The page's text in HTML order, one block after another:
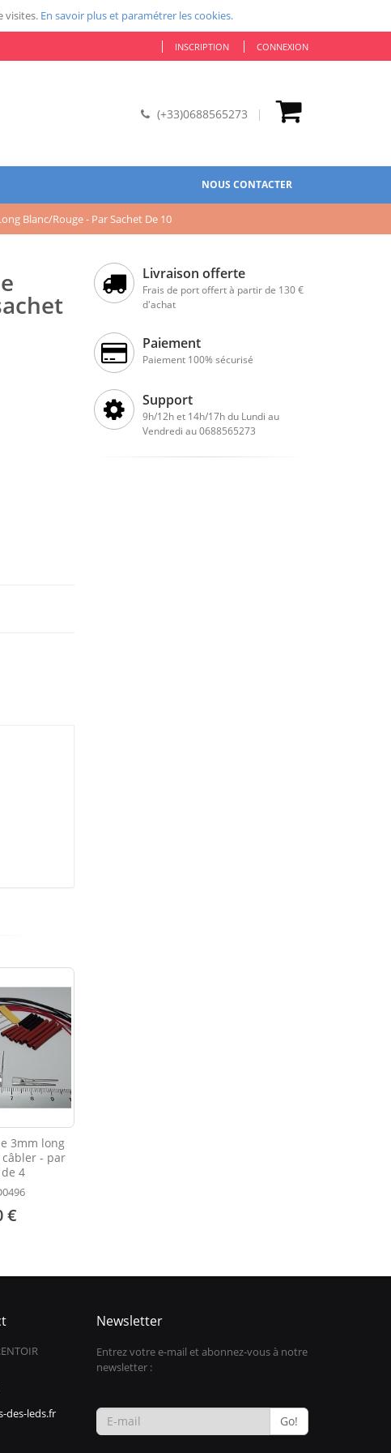
visites. En savoir plus et paramétrer les cookies.
INSCRIPTION CONNEXION
(+33)0688565273
NOUS CONTACTER
Blanc/rouge - Par Sachet De 10
3mm long
- par
4
€
Livraison offerte
Frais de port offert à partir de 130 €
d'achat
Paiement
Paiement 100% sécurisé
Support
9h/12h et 14h/17h du Lundi au
Vendredi au 0688565273
des-leds.fr
Newsletter
Entrez votre e-mail et abonnez-vous à notre
newsletter :
Go!